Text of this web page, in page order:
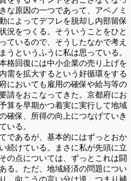
な原因の一つであって、アベノミ
によってデフレを脱却し内部留保
況をつくる。そういうことをひと
ているので、そうしたなかで考え
うというふうに私は思っている。
格回復には中小企業の売り上げを
需を拡大するという好循環をする
においても雇用の確保や給与等の
請をおこなってきた。京都府にお
算を早期かつ着実に実行して地域
確保、所得の向上につなげていき
いる。
であるが、基本的にはずっとおか
続けている。まさに私が先頭に立
の点については、ずっとこれは闘
る。ただ、地域経済の問題につい
、向こうの言い分は逆。つまり補